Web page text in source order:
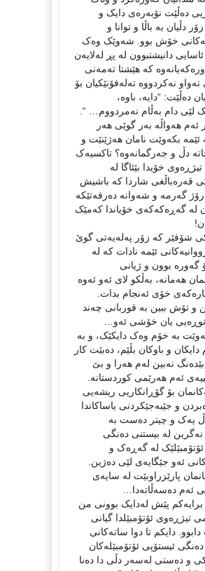
دەڵێت نۆبەرەی دایک و
زۆر دڵیان بە باڵا و توانا و
خۆش بوو. شەوێک وەک
دانیشتبوون لە پڕ لەلایەن
کە هێشتا تەمەنی
تەواو نەکردووە تەلەفۆنێکیان بۆ
دەڵێت: “دایە، باوە،
لێی دام بەڵام نەمردووم… “.
ئەم هەواڵە بەر گوێی هەر
ئێمە بکەوێت نامان هەژێنێت و
دڵ و جەرگمانەوە؟ تاکسیەک
خۆیدا بێئاگا لە
قەرەباڵغی شاردا کە باشیش
گەرمە و شەوانە دەرفەتێکە
لە گەڕەکەکەی خۆیاندا کەمێک
شۆفێر کە زۆر پەلەیەتی گوێ
ئێمە نادات کە لە
گەورە بوون و ژیانی
هەمانە، بەڵکو لای ئەو ئەوە
خۆی ئەنجام بدات.
و تۆش ببین بە قوربانی چەند
یان خۆشی ئەو…
بە خۆم وەک دایکێک، و بە
و باوکان بڵێم، دەبێت کار
نەبین لەم هەرا و بێ
ئەم هەرێمی کوردستانە.
بۆ گۆڕانکاریی ریشەیی
و جێبەجێکردنی یاساکاندا
یەک و چیتر دەست بە
نەگرین لە بیستنی دەنگی
لە گەڕەک و
ئەو جێگایەی لێی دەژین.
پارێزراوبێت لە سایەی
ئەم دەسەڵاتەدا…
برایەکم پێش لەدایک بوونی من
تیژڕەوی ئۆتۆمبێلدا گیانی
دایکم تا دوا ساتەکانی
ئیستۆپی ئۆتۆمبێلەکان
و دەستی لەسەر دڵی دا دەنا